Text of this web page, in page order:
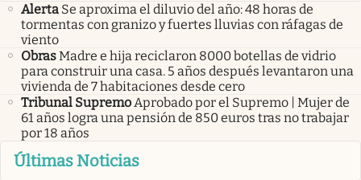
Alerta Se aproxima el diluvio del año: 48 horas de
tormentas con granizo y fuertes lluvias con ráfagas de
viento
ObrasMadre e hija reciclaron 8000 botellas de vidrio
para construir una casa. 5 años después levantaron una
vivienda de 7 habitaciones desde cero
Tribunal SupremoAprobado por el Supremo | Mujer de
61 años logra una pensión de 850 euros tras no trabajar
por 18 años
Últimas Noticias